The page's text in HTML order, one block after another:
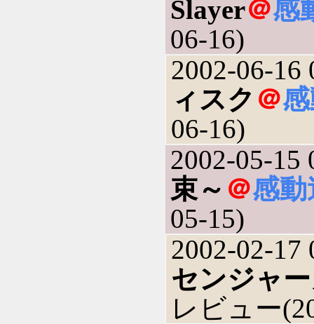
Slayer＠感
06-16)
2002-06-16
ィスク ＠
06-16)
2002-05-15
束～ ＠感動
05-15)
2002-02-17
センジャ
レビュー